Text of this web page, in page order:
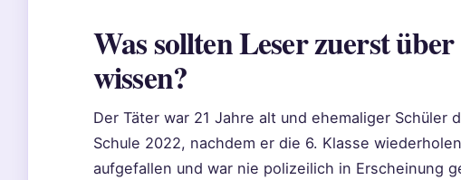
Was sollten Leser zuerst
wissen?
Der Täter war 21 Jahre alt und ehemaliger Schüler
Schule 2022, nachdem er die 6. Klasse
aufgefallen und war nie polizeilich in Erscheinung